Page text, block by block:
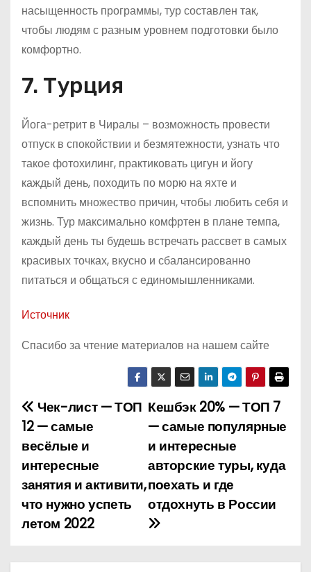
насыщенность программы, тур составлен так,
чтобы людям с разным уровнем подготовки было
комфортно.
7. Турция
Йога-ретрит в Чиралы – возможность провести
отпуск в спокойствии и безмятежности, узнать что
такое фотохилинг, практиковать цигун и йогу
каждый день, походить по морю на яхте и
вспомнить множество причин, чтобы любить себя и
жизнь. Тур максимально комфртен в плане темпа,
каждый день ты будешь встречать рассвет в самых
красивых точках, вкусно и сбалансированно
питаться и общаться с единомышленниками.
Источник
Спасибо за чтение материалов на нашем сайте
Н
а
в
и
г
а
Кешбэк 20% — ТОП 7
— самые популярные
и интересные
авторские туры, куда
поехать и где
отдохнуть в России
Чек-лист — ТОП
12 — самые
весёлые и
интересные
занятия и активити,
что нужно успеть
летом 2022